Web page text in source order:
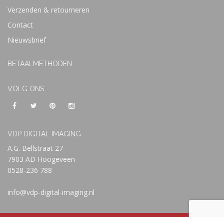
Verzenden & retourneren
Contact
Nieuwsbrief
BETAALMETHODEN
VOLG ONS
VDP DIGITAL IMAGING
A.G. Bellstraat 27
7903 AD Hoogeveen
0528-236 788
info@vdp-digital-imaging.nl